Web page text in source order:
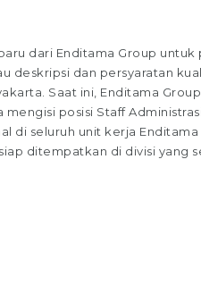
dari Enditama Group untuk
deskripsi dan persyaratan
Saat ini, Enditama
posisi Staff
di seluruh unit kerja Enditama
ditempatkan di divisi yang